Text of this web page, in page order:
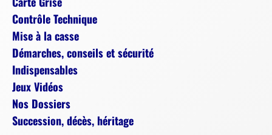
Contrôle Technique
Mise à la casse
Démarches, conseils et sécurité
Indispensables
Jeux Vidéos
Nos Dossiers
Succession, décès, héritage